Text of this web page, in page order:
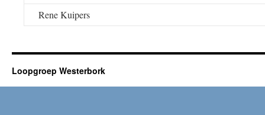
Rene Kuipers
Loopgroep Westerbork